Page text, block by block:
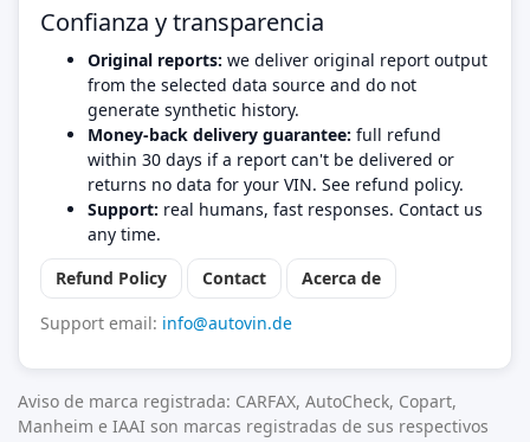
Confianza y transparencia
Original reports: we deliver original report output
from the selected data source and do not
generate synthetic history.
Money-back delivery guarantee: full refund
within 30 days if a report can't be delivered or
returns no data for your VIN. See refund policy.
Support: real humans, fast responses. Contact us
any time.
Refund Policy
Contact
Acerca de
Support email: info@autovin.de
Aviso de marca registrada: CARFAX, AutoCheck, Copart,
Manheim e IAAI son marcas registradas de sus respectivos